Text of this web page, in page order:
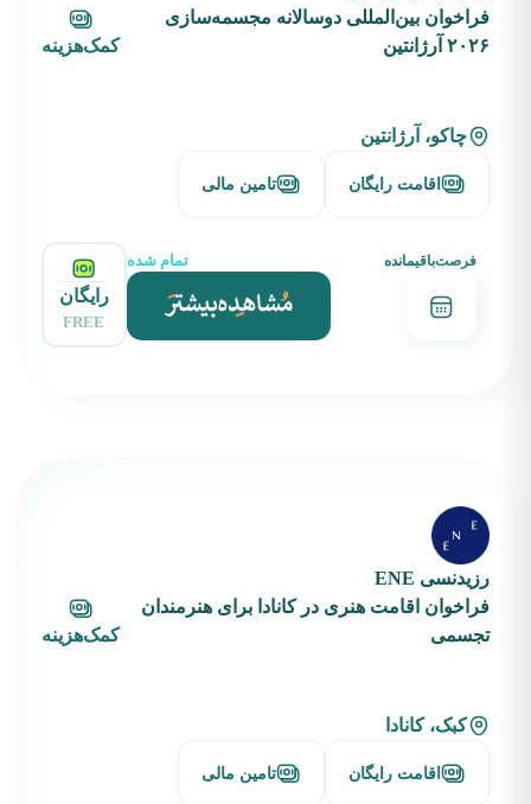
فراخوان بین‌المللی دوسالانه مجسمه‌سازی
۲۰۲۶ آرژانتین
کمک‌هزینه
چاکو، آرژانتین
اقامت رایگان تامین مالی
فرصت‌باقیمانده تمام شده
رایگان
FREE
رزیدنسی ENE
فراخوان اقامت هنری در کانادا برای هنرمندان
تجسمی
کمک‌هزینه
کبک، کانادا
اقامت رایگان تامین مالی